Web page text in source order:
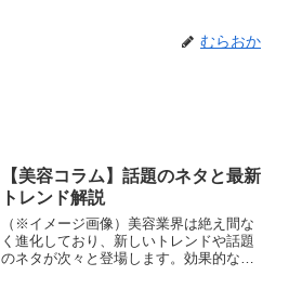
むらおか
【美容コラム】話題のネタと最新
トレンド解説
（※イメージ画像）美容業界は絶え間な
く進化しており、新しいトレンドや話題
のネタが次々と登場します。効果的な美